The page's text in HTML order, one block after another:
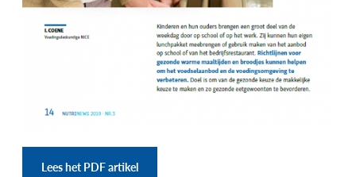
Lees het PDF artikel